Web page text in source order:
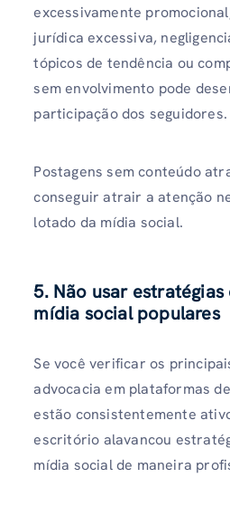
excessivamente
jurídica excessiva,
tópicos de tendência ou
sem envolvimento pode
participação dos seguidores.
Postagens sem conteúdo
conseguir atrair a atenção
lotado da mídia social.
5. Não usar
mídia social populares
Se você verificar os
advocacia em plataformas
estão consistentemente
escritório alavancou
mídia social de maneira